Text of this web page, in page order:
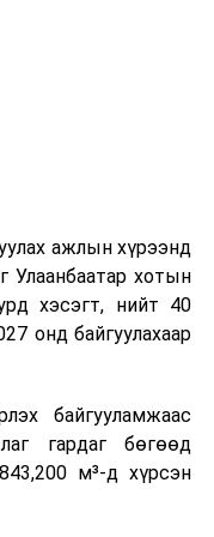
хангах зэрэг
тусгажээ.
асуулт-хариулт,
ажиллах дасгал,
дадлага зэрэг
зохион байгуулж
ажлын хүрээнд
Улаанбаатар хотын
хэсэгт, нийт 40
онд байгуулахаар
байгууламжаас
гардаг бөгөөд
м³-д хүрсэн